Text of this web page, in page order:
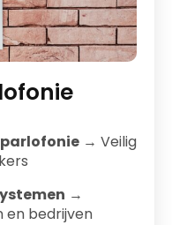
→ Veilig
→
en bedrijven